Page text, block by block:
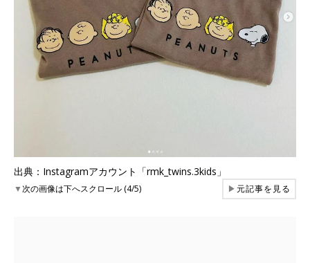
出典：Instagramアカウント「rmk_twins.3kids」
▼次の画像は下へスクロール (4/5) ▶元記事を見る